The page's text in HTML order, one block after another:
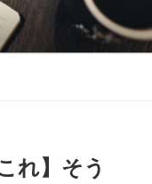
れ】そう